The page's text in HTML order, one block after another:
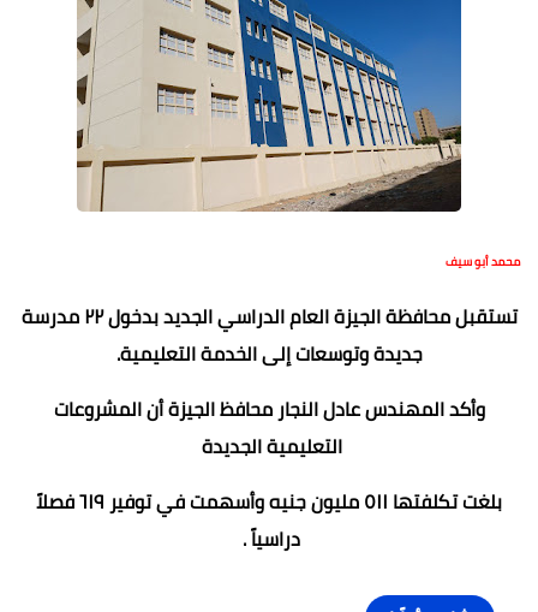
محمد أبو سيف
تستقبل محافظة الجيزة العام الدراسي الجديد بدخول ٢٢ مدرسة
جديدة وتوسعات إلى الخدمة التعليمية.
وأكد المهندس عادل النجار محافظ الجيزة أن المشروعات
التعليمية الجديدة
بلغت
تكلفتها ٥١١ مليون جنيه وأسهمت في توفير ٦١٩ فصلاً
دراسياً .